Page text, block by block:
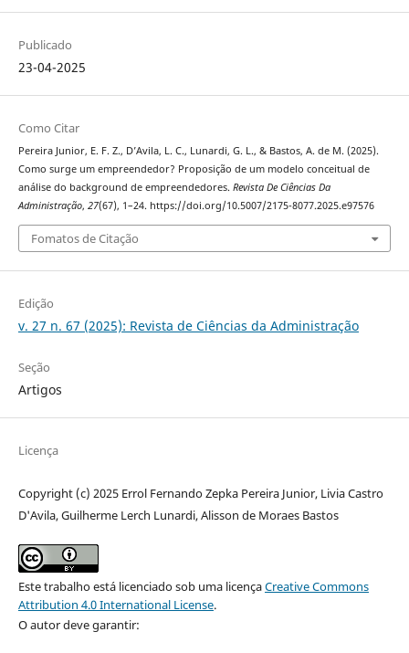
Publicado
23-04-2025
Como Citar
Pereira Junior, E. F. Z., D’Avila, L. C., Lunardi, G. L., & Bastos, A. de M. (2025).
Como surge um empreendedor? Proposição de um modelo conceitual de
análise do background de empreendedores. Revista De Ciências Da
Administração, 27(67), 1–24. https://doi.org/10.5007/2175-8077.2025.e97576
Fomatos de Citação
Edição
v. 27 n. 67 (2025): Revista de Ciências da Administração
Seção
Artigos
Licença
Copyright (c) 2025 Errol Fernando Zepka Pereira Junior, Livia Castro
D'Avila, Guilherme Lerch Lunardi, Alisson de Moraes Bastos
Este trabalho está licenciado sob uma licençaCreative Commons
Attribution 4.0 International License.
O autor deve garantir: